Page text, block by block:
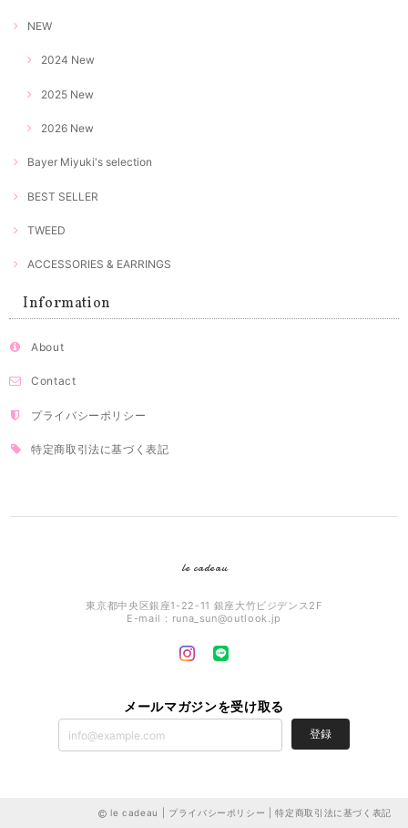
NEW
2024 New
2025 New
2026 New
Bayer Miyuki's selection
BEST SELLER
TWEED
ACCESSORIES & EARRINGS
Information
About
Contact
プライバシーポリシー
特定商取引法に基づく表記
le cadeau
東京都中央区銀座1-22-11 銀座大竹ビジデンス2F
E-mail： runa_sun@outlook.jp
メールマガジンを受け取る
登録
le cadeau | プライバシーポリシー |特定商取引法に基づく表記